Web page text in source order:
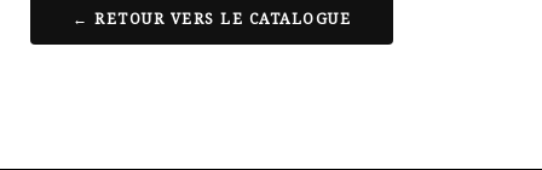
← RETOUR VERS LE CATALOGUE